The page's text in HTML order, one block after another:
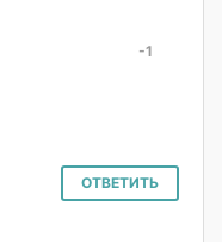
-1
ОТВЕТИТЬ